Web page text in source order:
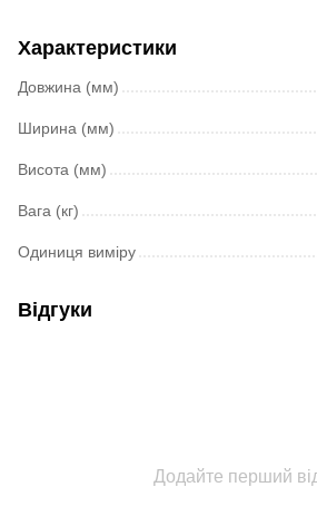
Характеристики
Довжина (мм)
Ширина (мм)
Висота (мм)
Вага (кг)
Одиниця виміру
Відгуки
Додайте перший